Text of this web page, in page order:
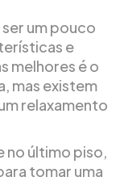
ser um pouco
e
melhores é o
mas existem
relaxamento
no último piso,
tomar uma